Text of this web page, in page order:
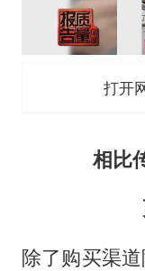
打开
相比
除了购买渠